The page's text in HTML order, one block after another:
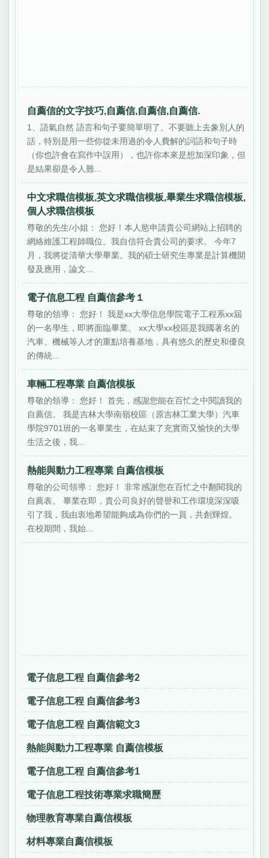
自薦信的文字技巧,自薦信,自薦信,自薦信.
1、語氣自然 語言和句子要簡單明了。不要聽上去象別人的
話，特別是用一些你從未用過的令人費解的詞語和句子時
（你也許會在寫作中誤用），也許你本來是想加深印象，但
是結果卻是令人難...
中文求職信模板,英文求職信模板,畢業生求職信模板,
個人求職信模板
尊敬的先生/小姐： 您好！本人慾申請貴公司網站上招聘的
網絡維護工程師職位。我自信符合貴公司的要求。 今年7
月，我將從清華大學畢業。我的碩士研究生專業是計算機開
發及應用，論文...
電子信息工程 自薦信參考１
尊敬的領導： 您好！ 我是xx大學信息學院電子工程系xx屆
的一名學生，即將面臨畢業。 xx大學xx校區是我國著名的
汽車、機械等人才的重點培養基地，具有悠久的歷史和優良
的傳統...
車輛工程專業 自薦信模板
尊敬的領導： 您好！ 首先，感謝您能在百忙之中閱讀我的
自薦信。 我是吉林大學南嶺校區（原吉林工業大學）汽車
學院9701班的一名畢業生，在結束了充實而又愉快的大學
生活之後，我...
熱能與動力工程專業 自薦信模板
尊敬的公司領導： 您好！ 非常感謝您在百忙之中翻閱我的
自薦表。 畢業在即，貴公司良好的聲譽和工作環境深深吸
引了我，我由衷地希望能夠成為你們的一員，共創輝煌。
在校期間，我始...
電子信息工程 自薦信參考2
電子信息工程 自薦信參考3
電子信息工程 自薦信範文3
熱能與動力工程專業 自薦信模板
電子信息工程 自薦信參考1
電子信息工程技術專業求職簡歷
物理教育專業自薦信模板
材料專業自薦信模板